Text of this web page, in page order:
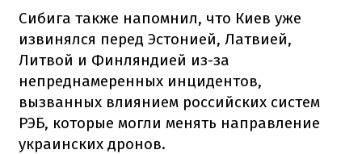
Сибига также напомнил, что Киев уже
извинялся перед Эстонией, Латвией,
Литвой и Финляндией из-за
непреднамеренных инцидентов,
вызванных влиянием российских систем
РЭБ, которые могли менять направление
украинских дронов.